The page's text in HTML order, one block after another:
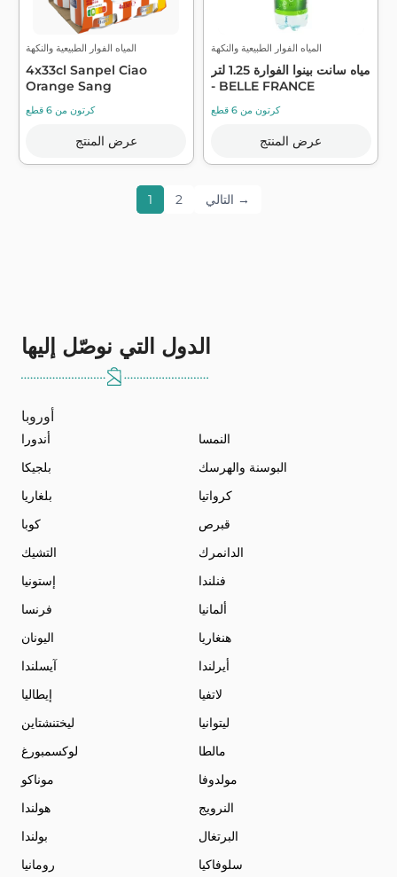
المياه الفوار الطبيعية والنكهة
4x33cl Sanpel Ciao
Orange Sang
كرتون من 6 قطع
عرض المنتج
المياه الفوار الطبيعية والنكهة
مياه سانت بينوا الفوارة 1.25 لتر
- BELLE FRANCE
كرتون من 6 قطع
عرض المنتج
1 2 التالي →
الدول التي نوصّل إليها
أوروبا
أندورا
النمسا
بلجيكا
البوسنة والهرسك
بلغاريا
كرواتيا
كوبا
قبرص
التشيك
الدانمرك
إستونيا
فنلندا
فرنسا
ألمانيا
اليونان
هنغاريا
آيسلندا
أيرلندا
إيطاليا
لاتفيا
ليختنشتاين
ليتوانيا
لوكسمبورغ
مالطا
موناكو
مولدوفا
هولندا
النرويج
بولندا
البرتغال
رومانيا
سلوفاكيا